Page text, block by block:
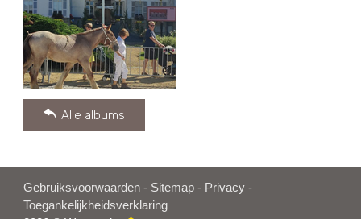
Alle albums
Gebruiksvoorwaarden - Sitemap - Privacy -
Toegankelijkheidsverklaring